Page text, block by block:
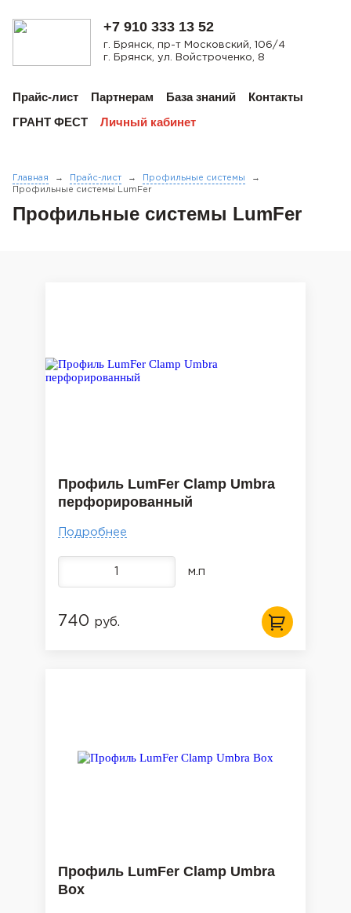
+7 910 333 13 52
г. Брянск, пр-т Московский, 106/4
г. Брянск, ул. Войстроченко, 8
Прайс-лист Партнерам База знаний
Контакты
ГРАНТ ФЕСТ
Личный кабинет
Главная → Прайс-лист → Профильные системы
→
Профильные системы LumFer
Профильные системы LumFer
Профиль LumFer Clamp Umbra
перфорированный
Подробнее
м.п
740 руб.
Профиль LumFer Clamp Umbra
Box